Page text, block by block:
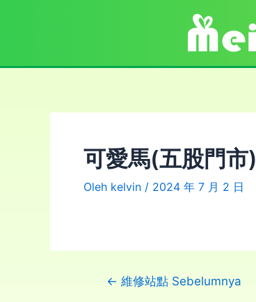
可愛馬(五股門市)
Oleh kelvin / 2024 年 7 月 2 日
← 維修站點 Sebelumnya